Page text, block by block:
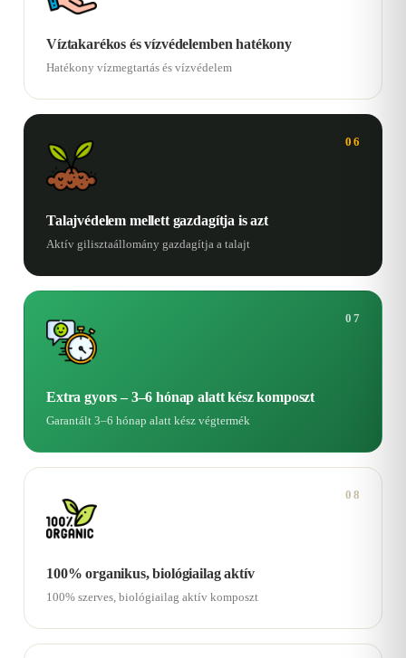
Víztakarékos és vízvédelemben hatékony
Hatékony vízmegtartás és vízvédelem
06
Talajvédelem mellett gazdagítja is azt
Aktív gilisztaállomány gazdagítja a talajt
07
Extra gyors – 3–6 hónap alatt kész komposzt
Garantált 3–6 hónap alatt kész végtermék
08
100% organikus, biológiailag aktív
100% szerves, biológiailag aktív komposzt